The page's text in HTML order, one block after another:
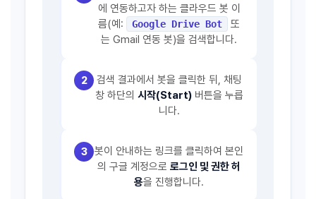
에 연동하고자 하는 클라우드 봇 이
름(예:
Google Drive Bot
또
는 Gmail 연동 봇)을 검색합니다.
2
검색 결과에서 봇을 클릭한 뒤, 채팅
창 하단의 시작(Start)버튼을 누릅
니다.
3
봇이 안내하는 링크를 클릭하여 본인
의 구글 계정으로 로그인 및 권한 허
용을 진행합니다.